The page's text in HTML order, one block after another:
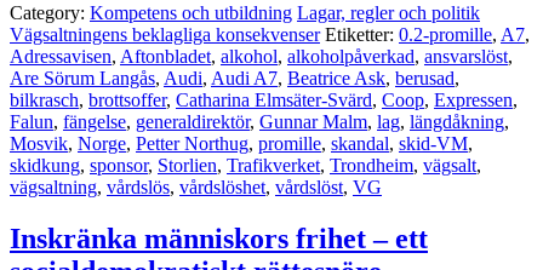
Category: Kompetens och utbildning Lagar, regler och politik
Vägsaltningens beklagliga konsekvenser Etiketter: 0.2-promille, A7,
Adressavisen, Aftonbladet, alkohol, alkoholpåverkad, ansvarslöst,
Are Sörum Langås, Audi, Audi A7, Beatrice Ask, berusad,
bilkrasch, brottsoffer, Catharina Elmsäter-Svärd, Coop, Expressen,
Falun, fängelse, generaldirektör, Gunnar Malm, lag, längdåkning,
Mosvik, Norge, Petter Northug, promille, skandal, skid-VM,
skidkung, sponsor, Storlien, Trafikverket, Trondheim, vägsalt,
vägsaltning, vårdslös, vårdslöshet, vårdslöst, VG
Inskränka människors frihet – ett